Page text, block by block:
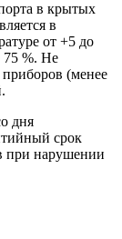
в крытых
в
от +5 до
75 %. Не
приборов (менее
дня
срок
при нарушении